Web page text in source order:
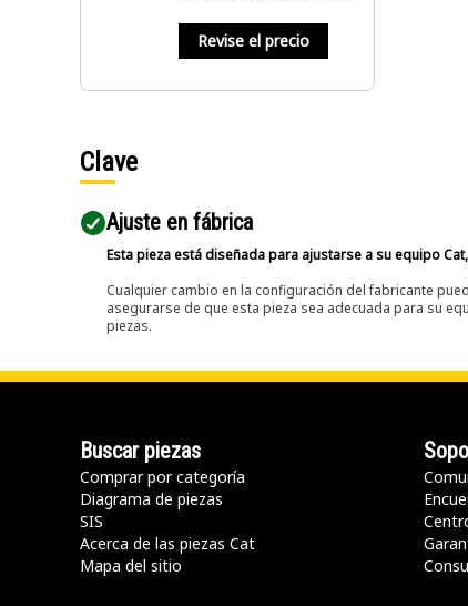
acumulaciones de sal.
Revise el precio
Clave
Ajuste en fábrica
Esta pieza está diseñada para ajustarse a su equipo
Cualquier cambio en la configuración del fabricante
asegurarse de que esta pieza sea adecuada para su
piezas.
Buscar piezas
Comprar por categoría
Diagrama de piezas
SIS
Acerca de las piezas Cat
Mapa del sitio